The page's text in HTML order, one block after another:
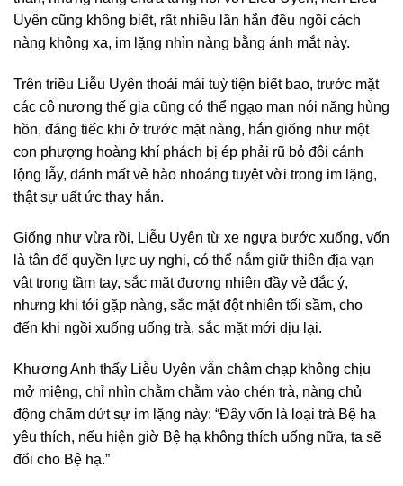
Uyên cũng không biết, rất nhiều lần hắn đều ngồi cách
nàng không xa, im lặng nhìn nàng bằng ánh mắt này.
Trên triều Liễu Uyên thoải mái tuỳ tiện biết bao, trước mặt
các cô nương thế gia cũng có thể ngạo mạn nói năng hùng
hồn, đáng tiếc khi ở trước mặt nàng, hắn giống như một
con phượng hoàng khí phách bị ép phải rũ bỏ đôi cánh
lộng lẫy, đánh mất vẻ hào nhoáng tuyệt vời trong im lặng,
thật sự uất ức thay hắn.
Giống như vừa rồi, Liễu Uyên từ xe ngựa bước xuống, vốn
là tân đế quyền lực uy nghi, có thể nắm giữ thiên địa vạn
vật trong tầm tay, sắc mặt đương nhiên đầy vẻ đắc ý,
nhưng khi tới gặp nàng, sắc mặt đột nhiên tối sầm, cho
đến khi ngồi xuống uống trà, sắc mặt mới dịu lại.
Khương Anh thấy Liễu Uyên vẫn chậm chạp không chịu
mở miệng, chỉ nhìn chằm chằm vào chén trà, nàng chủ
động chấm dứt sự im lặng này: “Đây vốn là loại trà Bệ hạ
yêu thích, nếu hiện giờ Bệ hạ không thích uống nữa, ta sẽ
đổi cho Bệ hạ.”